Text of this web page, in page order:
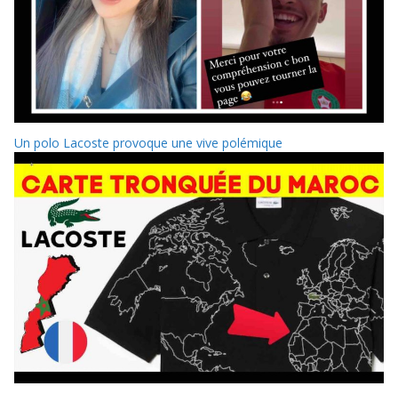
Un polo Lacoste provoque une vive polémique